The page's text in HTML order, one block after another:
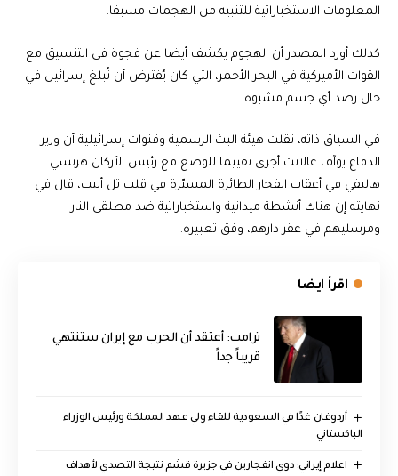
المعلومات الاستخباراتية للتنبيه من الهجمات مسبقا.
كذلك أورد المصدر أن الهجوم يكشف أيضا عن فجوة في التنسيق مع
القوات الأميركية في البحر الأحمر، التي كان يُفترض أن تُبلغ إسرائيل في
حال رصد أي جسم مشبوه.
في السياق ذاته، نقلت هيئة البث الرسمية وقنوات إسرائيلية أن وزير
الدفاع يوآف غالانت أجرى تقييما للوضع مع رئيس الأركان هرتسي
هاليفي في أعقاب انفجار الطائرة المسيّرة في قلب تل أبيب، قال في
نهايته إن هناك أنشطة ميدانية واستخباراتية ضد مطلقي النار
ومرسليهم في عقر دارهم، وفق تعبيره.
اقرأ ايضا
‏ترامب: أعتقد أن الحرب مع إيران ستنتهي
قريباً جداً
أردوغان غدًا في السعودية للقاء ولي عهد المملكة ورئيس الوزراء
الباكستاني
اعلام إيراني: دوي انفجارين في جزيرة قشم نتيجة التصدي لأهداف